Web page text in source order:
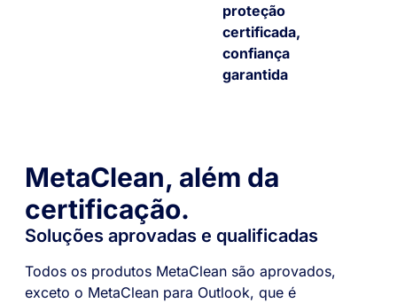
proteção
certificada,
confiança
garantida
MetaClean, além da
certificação.
Soluções aprovadas e qualificadas
Todos os produtos MetaClean são aprovados,
exceto o MetaClean para Outlook, que é